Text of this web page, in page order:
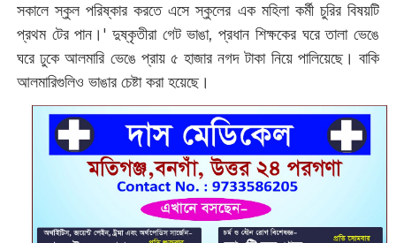
সকালে স্কুল পরিষ্কার করতে এসে স্কুলের এক মহিলা কর্মী চুরির বিষয়টি
প্রথম টের পান।'‌ দুষ্কৃতীরা গেট ভাঙা, প্রধান শিক্ষকের ঘরে তালা ভেঙে
ঘরে ঢুকে আলমারি ভেঙে প্রায় ৫ হাজার নগদ টাকা নিয়ে পালিয়েছে। বাকি
আলমারিগুলিও ভাঙার চেষ্টা করা হয়েছে।